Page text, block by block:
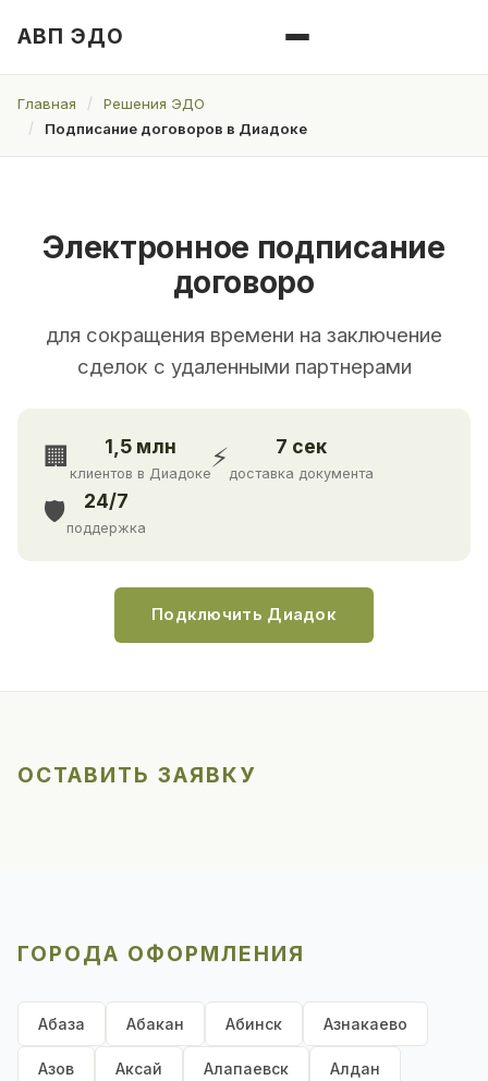
АВП ЭДО
Главная
Решения ЭДО
Подписание договоров в Диадоке
Электронное подписание
договоро
для сокращения времени на заключение
сделок с удаленными партнерами
🏢 1,5 млн
клиентов в Диадоке
⚡ 7 сек
доставка документа
🛡️ 24/7
поддержка
Подключить Диадок
ОСТАВИТЬ ЗАЯВКУ
ГОРОДА ОФОРМЛЕНИЯ
Абаза Абакан Абинск Азнакаево
Азов Аксай Алапаевск Алдан